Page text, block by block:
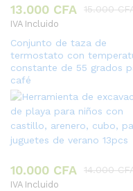
13.000 CFA 15.000
IVA Incluido
Conjunto de taza de
termostato con
constante de 55 grados
café
10.000 CFA 14.000
IVA Incluido